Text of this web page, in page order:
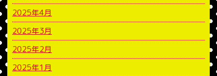
2025年4月
2025年3月
2025年2月
2025年1月